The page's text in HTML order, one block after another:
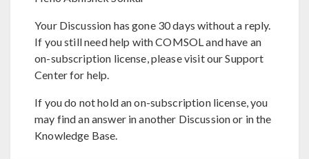
Your Discussion has gone 30 days without a reply.
If you still need help with COMSOL and have an
on-subscription license, please visit our Support
Center for help.
If you do not hold an on-subscription license, you
may find an answer in another Discussion or in the
Knowledge Base.